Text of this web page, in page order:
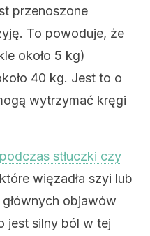
przenoszone
To powoduje, że
około 5 kg)
40 kg. Jest to o
wytrzymać kręgi
podczas stłuczki czy
więzadła szyi lub
objawów
jest silny ból w tej